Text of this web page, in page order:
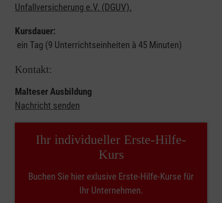
Unfallversicherung e.V. (DGUV).
Kursdauer:
ein Tag (9 Unterrichtseinheiten à 45 Minuten)
Kontakt:
Malteser Ausbildung
Nachricht senden
Ihr individueller Erste-Hilfe-
Kurs
Buchen Sie hier exlusive Erste-Hilfe-Kurse für
Ihr Unternehmen.